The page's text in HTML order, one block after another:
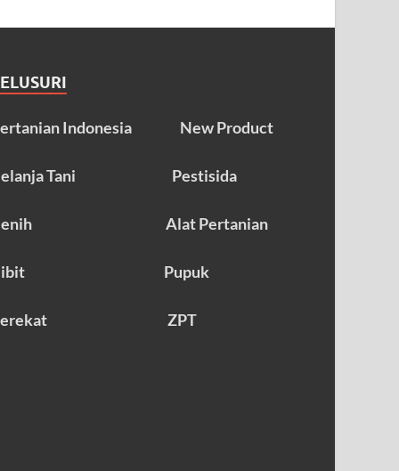
Indonesia New Product
Tani Pestisida
Alat Pertanian
Pupuk
ZPT